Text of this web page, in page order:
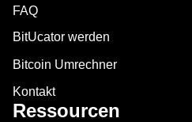
FAQ
BitUcator werden
Bitcoin Umrechner
Kontakt
Ressourcen